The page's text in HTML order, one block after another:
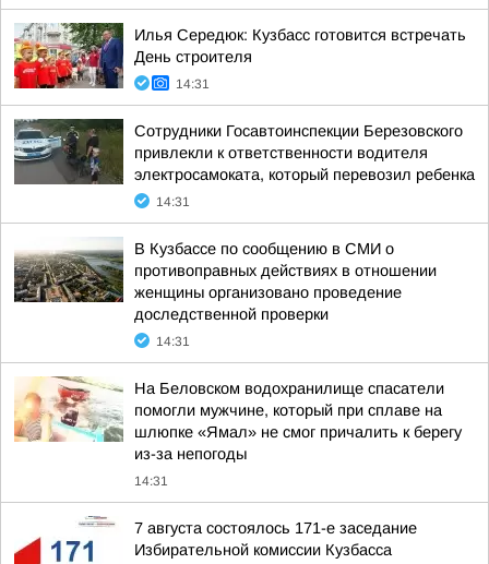
Илья Середюк: Кузбасс готовится встречать
День строителя
14:31
Сотрудники Госавтоинспекции Березовского
привлекли к ответственности водителя
электросамоката, который перевозил ребенка
14:31
В Кузбассе по сообщению в СМИ о
противоправных действиях в отношении
женщины организовано проведение
доследственной проверки
14:31
На Беловском водохранилище спасатели
помогли мужчине, который при сплаве на
шлюпке «Ямал» не смог причалить к берегу
из-за непогоды
14:31
7 августа состоялось 171-е заседание
Избирательной комиссии Кузбасса